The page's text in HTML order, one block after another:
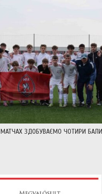
ЗДОБУВАЄМО ЧОТИРИ БАЛИ